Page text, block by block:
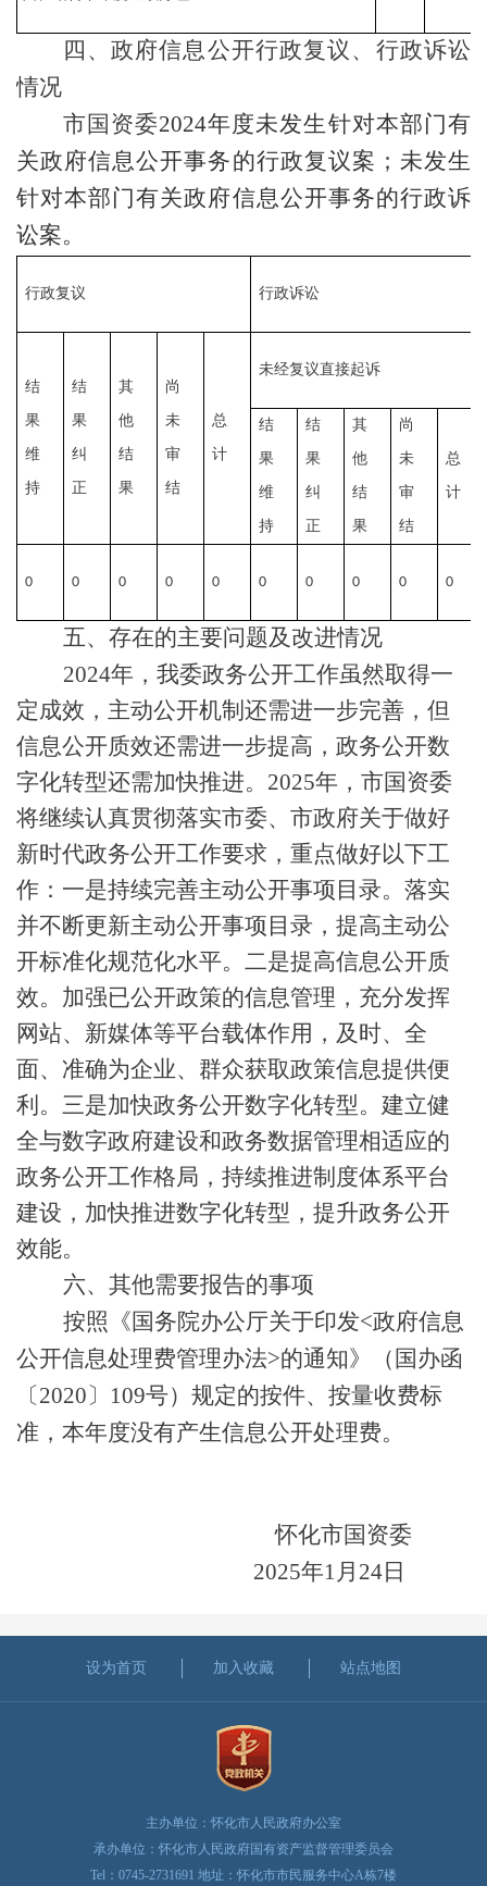
四、政府信息公开行政复议、行政诉讼
情况
市国资委2024年度未发生针对本部门有
关政府信息公开事务的行政复议案；未发生
针对本部门有关政府信息公开事务的行政诉
讼案。
行政复议 行政诉讼
结
果
维
持
结
果
纠
正
其
他
结
果
尚
未
审
结
总
计
未经复议直接起诉
结
果
维
持
结
果
纠
正
其
他
结
果
尚
未
审
结
总
计
0 0 0 0 0 0 0 0 0 0
五、存在的主要问题及改进情况
2024年，我委政务公开工作虽然取得一
定成效，主动公开机制还需进一步完善，但
信息公开质效还需进一步提高，政务公开数
字化转型还需加快推进。2025年，市国资委
将继续认真贯彻落实市委、市政府关于做好
新时代政务公开工作要求，重点做好以下工
作：一是持续完善主动公开事项目录。落实
并不断更新主动公开事项目录，提高主动公
开标准化规范化水平。二是提高信息公开质
效。 加强已公开政策的信息管理，充分发挥
网站、新媒体等平台载体作用， 及时、全
面、准确为企业、群众获取政策信息提供便
利。三是加快政务公开数字化转型。建立健
全与数字政府建设和政务数据管理相适应的
政务公开工作格局，持续推进制度体系平台
建设，加快推进数字化转型，提升政务公开
效能。
六、其他需要报告的事项
按照《国务院办公厅关于印发<政府信息
公开信息处理费管理办法>的通知》（国办函
〔2020〕109号）规定的按件、按量收费标
准，本年度没有产生信息公开处理费。
怀化市国资委
2025年1月24日
设为首页 加入收藏 站点地图
主办单位：怀化市人民政府办公室
承办单位：怀化市人民政府国有资产监督管理委员会
Tel：0745-2731691 地址：怀化市市民服务中心A栋7楼